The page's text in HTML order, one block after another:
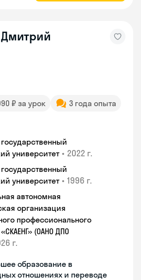
Дмитрий
₽ за урок
3 года опыта
университет • 2022 г.
университет • 1996 г.
автономная
организация
профессионального
(ОАНО ДПО
г.
образование в
отношениях и переводе